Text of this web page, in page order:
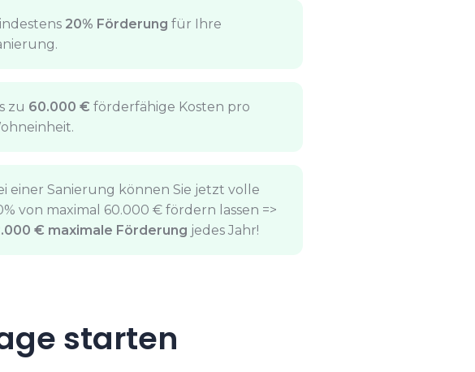
20% Förderung für Ihre
zu 60.000 € förderfähige Kosten pro
einer Sanierung können Sie jetzt volle
von maximal 60.000 € fördern lassen =>
€ maximale Förderung jedes Jahr!
starten